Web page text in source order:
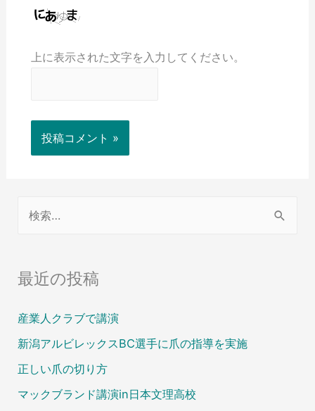
上に表示された文字を入力してください。
最近の投稿
産業人クラブで講演
新潟アルビレックスBC選手に爪の指導を実施
正しい爪の切り方
マックブランド講演in日本文理高校